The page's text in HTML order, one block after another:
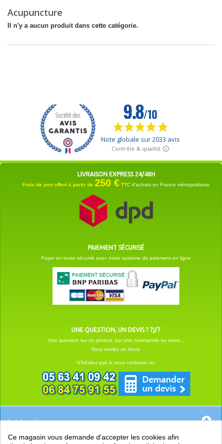
Acupuncture
Il n'y a aucun produit dans cette catégorie.
LIVRAISON EXPRESS 24/48H
Frais de port offert à partir de 250 € TTC d'achats en France métropolitaine
PAIEMENT SÉCURISÉ
Payer en toute sécurité avec notre système de paiement en ligne
UNE QUESTION, UN DEVIS ? 7j/7
Une question sur un produit, sur une commande ou autre...
Vous voulez un devis.
N'hésitez pas à nous contacter au
Catégories
Ce magasin vous demande d'accepter les cookies afin